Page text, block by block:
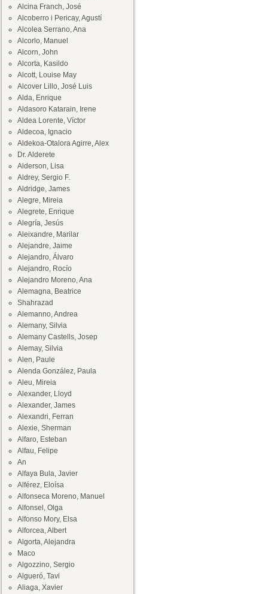
Alcina Franch, José
Alcoberro i Pericay, Agustí
Alcolea Serrano, Ana
Alcorlo, Manuel
Alcorn, John
Alcorta, Kasildo
Alcott, Louise May
Alcover Lillo, José Luis
Alda, Enrique
Aldasoro Katarain, Irene
Aldea Lorente, Víctor
Aldecoa, Ignacio
Aldekoa-Otalora Agirre, Alex
Dr. Alderete
Alderson, Lisa
Aldrey, Sergio F.
Aldridge, James
Alegre, Mireia
Alegrete, Enrique
Alegría, Jesús
Aleixandre, Marilar
Alejandre, Jaime
Alejandro, Álvaro
Alejandro, Rocío
Alejandro Moreno, Ana
Alemagna, Beatrice
Shahrazad
Alemanno, Andrea
Alemany, Silvia
Alemany Castells, Josep
Alemay, Silvia
Alen, Paule
Alenda González, Paula
Aleu, Mireia
Alexander, Lloyd
Alexander, James
Alexandri, Ferran
Alexie, Sherman
Alfaro, Esteban
Alfau, Felipe
An
Alfaya Bula, Javier
Alférez, Eloísa
Alfonseca Moreno, Manuel
Alfonsel, Olga
Alfonso Mory, Elsa
Alforcea, Albert
Algorta, Alejandra
Maco
Algozzino, Sergio
Algueró, Tavi
Aliaga, Xavier